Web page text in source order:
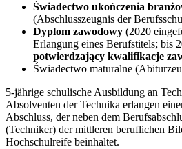
Świadectwo ukończenia
(Abschlusszeugnis der
Dyplom zawodowy (2020
Erlangung eines Berufstitels; bis
potwierdzający kwalifikacje
Świadectwo maturalne
5-jährige schulische Ausbildung an
Absolventen der Technika erlangen
Abschluss, der neben dem
(Techniker) der mittleren beruflichen
Hochschulreife beinhaltet.